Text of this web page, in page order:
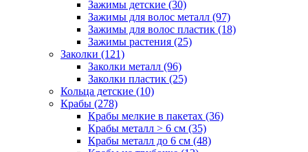
Зажимы детские (30)
Зажимы для волос металл (97)
Зажимы для волос пластик (18)
Зажимы растения (25)
Заколки (121)
Заколки металл (96)
Заколки пластик (25)
Кольца детские (10)
Крабы (278)
Крабы мелкие в пакетах (36)
Крабы металл > 6 см (35)
Крабы металл до 6 см (48)